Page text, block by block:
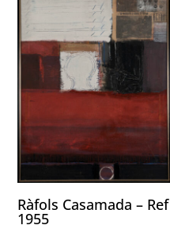
Ràfols Casamada – Ref
1955